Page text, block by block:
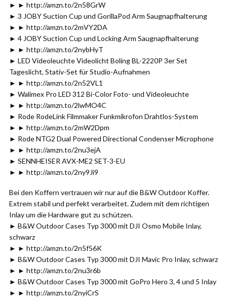
► ► http://amzn.to/2n58GrW
► 3 JOBY Suction Cup und GorillaPod Arm Saugnapfhalterung
► ► http://amzn.to/2mVY2DA
► 4 JOBY Suction Cup und Locking Arm Saugnapfhalterung
► ► http://amzn.to/2nybHyT
► LED Videoleuchte Videolicht Boling BL-2220P 3er Set
Tageslicht, Stativ-Set für Studio-Aufnahmen
► ► http://amzn.to/2n52VL1
► Walimex Pro LED 312 Bi-Color Foto- und Videoleuchte
► ► http://amzn.to/2lwMO4C
► Rode RodeLink Filmmaker Funkmikrofon Drahtlos-System
► ► http://amzn.to/2mW2Dpm
► Rode NTG2 Dual Powered Directional Condenser Microphone
► ► http://amzn.to/2nu3ejA
► SENNHEISER AVX-ME2 SET-3-EU
► ► http://amzn.to/2ny9Ji9
Bei den Koffern vertrauen wir nur auf die B&W Outdoor Koffer.
Extrem stabil und perfekt verarbeitet. Zudem mit dem richtigen
Inlay um die Hardware gut zu schützen.
► B&W Outdoor Cases Typ 3000 mit DJI Osmo Mobile Inlay,
schwarz
► ► http://amzn.to/2n5f56K
► B&W Outdoor Cases Typ 3000 mit DJI Mavic Pro Inlay, schwarz
► ► http://amzn.to/2nu3r6b
► B&W Outdoor Cases Typ 3000 mit GoPro Hero 3, 4 und 5 Inlay
► ► http://amzn.to/2nyiCrS